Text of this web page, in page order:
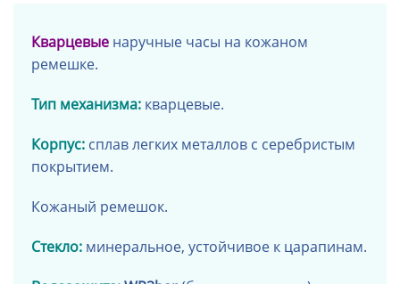
Кварцевые наручные часы на кожаном
ремешке.
Тип механизма: кварцевые.
Корпус: сплав легких металлов с серебристым
покрытием.
Кожаный ремешок.
Стекло: минеральное, устойчивое к царапинам.